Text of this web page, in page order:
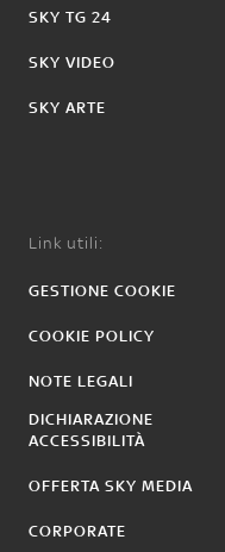
SKY TG 24
SKY VIDEO
SKY ARTE
Link utili:
GESTIONE COOKIE
COOKIE POLICY
NOTE LEGALI
DICHIARAZIONE
ACCESSIBILITÀ
OFFERTA SKY MEDIA
CORPORATE